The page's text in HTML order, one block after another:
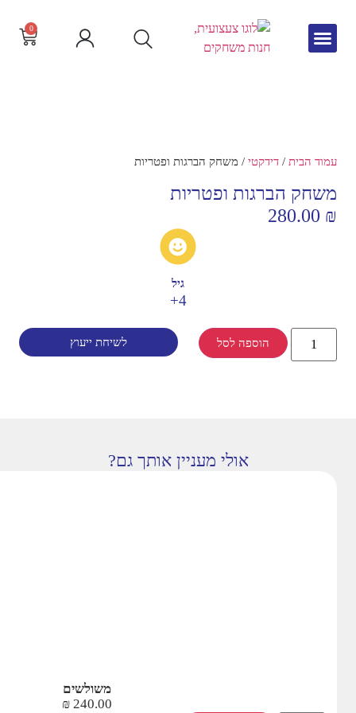
0
עמוד הבית / דידקטי / משחק הברגות ופטריות
משחק הברגות ופטריות
280.00 ₪
גיל
4+
הוספה לסל לשיחת ייעוץ
אולי מעניין אותך גם?
משולשים
240.00
₪